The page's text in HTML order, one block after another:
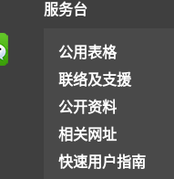
服务台
公用表格
联络及支援
公开资料
相关网址
快速用户指南